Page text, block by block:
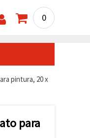
0
pintura, 20 x
para